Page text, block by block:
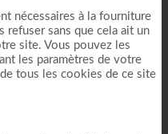
nécessaires à la fourniture
refuser sans que cela ait un
site. Vous pouvez les
les paramètres de votre
tous les cookies de ce site